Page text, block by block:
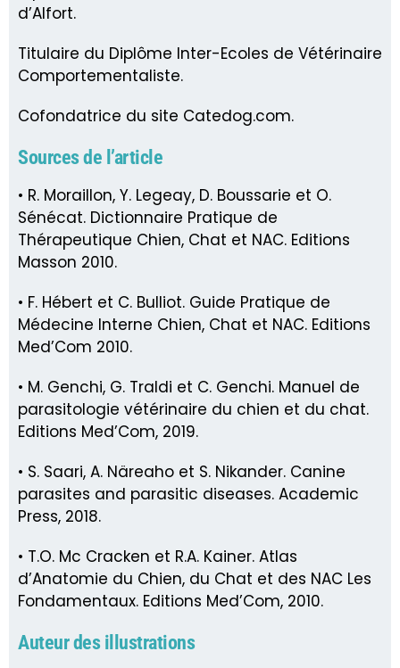
d’Alfort.
Titulaire du Diplôme Inter-Ecoles de Vétérinaire
Comportementaliste.
Cofondatrice du site Catedog.com.
Sources de l’article
• R. Moraillon, Y. Legeay, D. Boussarie et O.
Sénécat. Dictionnaire Pratique de
Thérapeutique Chien, Chat et NAC. Editions
Masson 2010.
• F. Hébert et C. Bulliot. Guide Pratique de
Médecine Interne Chien, Chat et NAC. Editions
Med’Com 2010.
• M. Genchi, G. Traldi et C. Genchi. Manuel de
parasitologie vétérinaire du chien et du chat.
Editions Med’Com, 2019.
• S. Saari, A. Näreaho et S. Nikander. Canine
parasites and parasitic diseases. Academic
Press, 2018.
• T.O. Mc Cracken et R.A. Kainer. Atlas
d’Anatomie du Chien, du Chat et des NAC Les
Fondamentaux. Editions Med’Com, 2010.
Auteur des illustrations